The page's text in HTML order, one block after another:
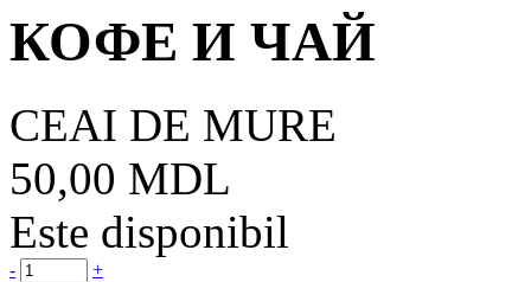
КОФЕ И ЧАЙ
CEAI DE MURE
50,00 MDL
Este disponibil
- +